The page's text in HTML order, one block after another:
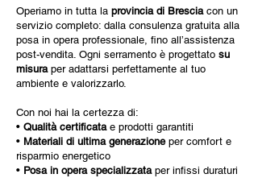
Operiamo in tutta la provincia di Bresciacon un
servizio completo: dalla consulenza gratuita alla
posa in opera professionale, fino all’assistenza
post-vendita. Ogni serramento è progettato su
misuraper adattarsi perfettamente al tuo
ambiente e valorizzarlo.
Con noi hai la certezza di:
• Qualità certificatae prodotti garantiti
• Materiali di ultima generazioneper comfort e
risparmio energetico
• Posa in opera specializzataper infissi duraturi